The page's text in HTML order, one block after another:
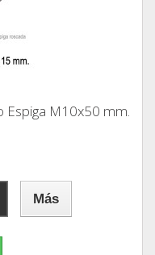
Espiga M10x50 mm.
Más